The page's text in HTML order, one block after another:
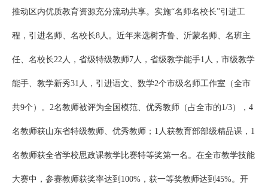
推动区内优质教育资源充分流动共享。实施“名师名校长”引进工
程，引进名师、名校长8人。近年来选树齐鲁、沂蒙名师、名班主
任、名校长22人，省级特级教师7人，省级教学能手1人，市级教学
能手、教学新秀31人，引进语文、数学2个市级名师工作室（全市
共9个）。2名教师被评为全国模范、优秀教师（占全市的1/3），4
名教师获山东省特级教师、优秀教师；1人获教育部部级精品课，1
名教师获全省学校思政课教学比赛特等奖第一名。在全市教学技能
大赛中，参赛教师获奖率达到100%，获一等奖教师达到45%。开